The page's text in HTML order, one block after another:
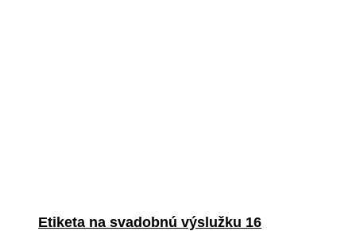
Etiketa na svadobnú výslužku 16